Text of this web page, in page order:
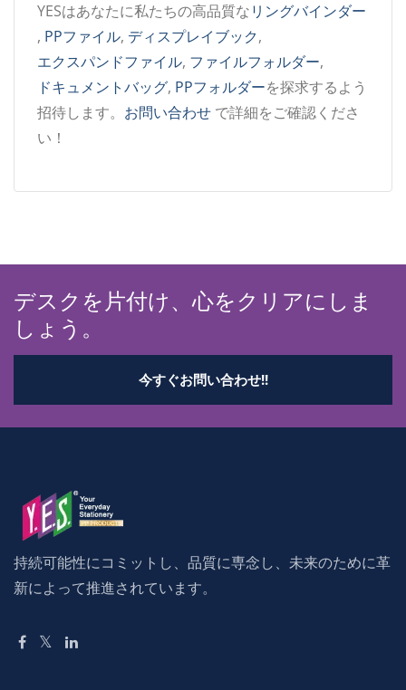
YESはあなたに私たちの高品質なリングバインダー
, PPファイル, ディスプレイブック,
エクスパンドファイル, ファイルフォルダー,
ドキュメントバッグ, PPフォルダーを探求するよう
招待します。 お問い合わせ で詳細をご確認くださ
い！
デスクを片付け、心をクリアにしま
しょう。
今すぐお問い合わせ!!
持続可能性にコミットし、品質に専念し、未来のために革
新によって推進されています。